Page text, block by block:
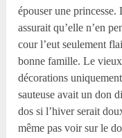
épouser une princesse.
assurait qu’elle n’en
cour l’eut seulement
bonne famille. Le
décorations
sauteuse avait un don
dos si l’hiver serait
même pas voir sur le